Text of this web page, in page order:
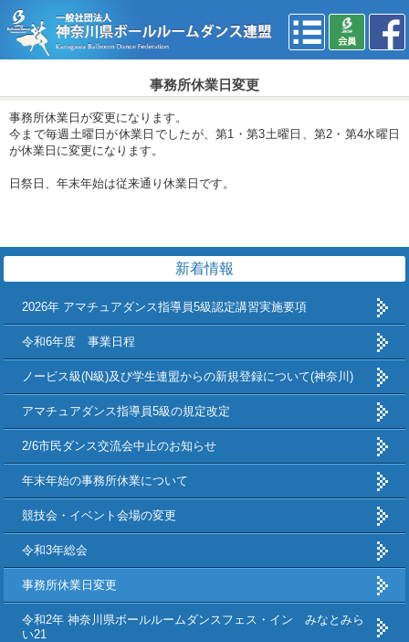
事務所休業日変更
事務所休業日が変更になります。
今まで毎週土曜日が休業日でしたが、第1・第3土曜日、第2・第4水曜日
が休業日に変更になります。
日祭日、年末年始は従来通り休業日です。
新着情報
2026年 アマチュアダンス指導員5級認定講習実施要項
令和6年度 事業日程
ノービス級(N級)及び学生連盟からの新規登録について(神奈川)
アマチュアダンス指導員5級の規定改定
2/6市民ダンス交流会中止のお知らせ
年末年始の事務所休業について
競技会・イベント会場の変更
令和3年総会
事務所休業日変更
令和2年 神奈川県ボールルームダンスフェス・イン みなとみら
い21